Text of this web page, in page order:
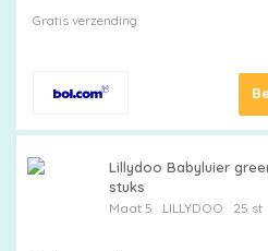
Gratis verzending
Lillydoo Babyluier
stuks
Maat 5 LILLYDOO 25 st